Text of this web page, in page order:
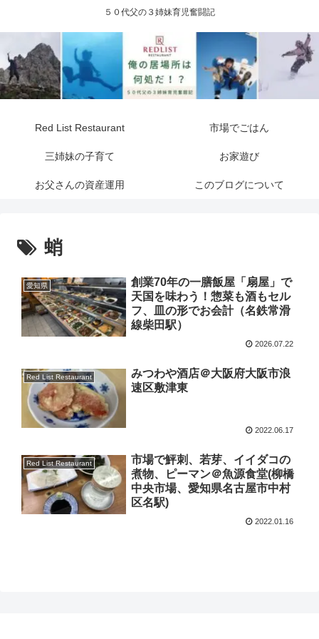
５０代父の３姉妹育児奮闘記
Red List Restaurant 市場でごはん
三姉妹の子育て お家遊び
お父さんの資産運用 このブログについて
蛸
愛知県
創業70年の一膳飯屋「扇屋」で
天国を味わう！惣菜も酒もセル
フ、皿の形でお会計（名鉄常滑
線柴田駅）
2026.07.22
Red List Restaurant
みつわや酒店＠大阪府大阪市浪
速区敷津東
2022.06.17
Red List Restaurant
市場で鮃刺、若芽、イイダコの
煮物、ピーマン＠魚源食堂(柳橋
中央市場、愛知県名古屋市中村
区名駅)
2022.01.16